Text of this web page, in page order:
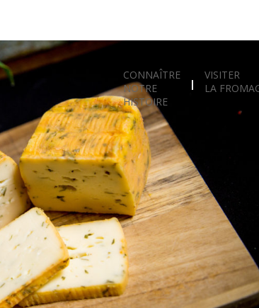
CONNAÎTRE
NOTRE
HISTOIRE
VISITER
LA